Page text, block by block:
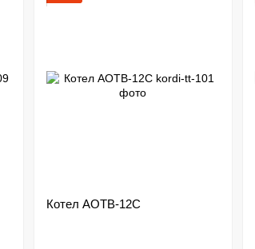
Котел АОТВ-12С